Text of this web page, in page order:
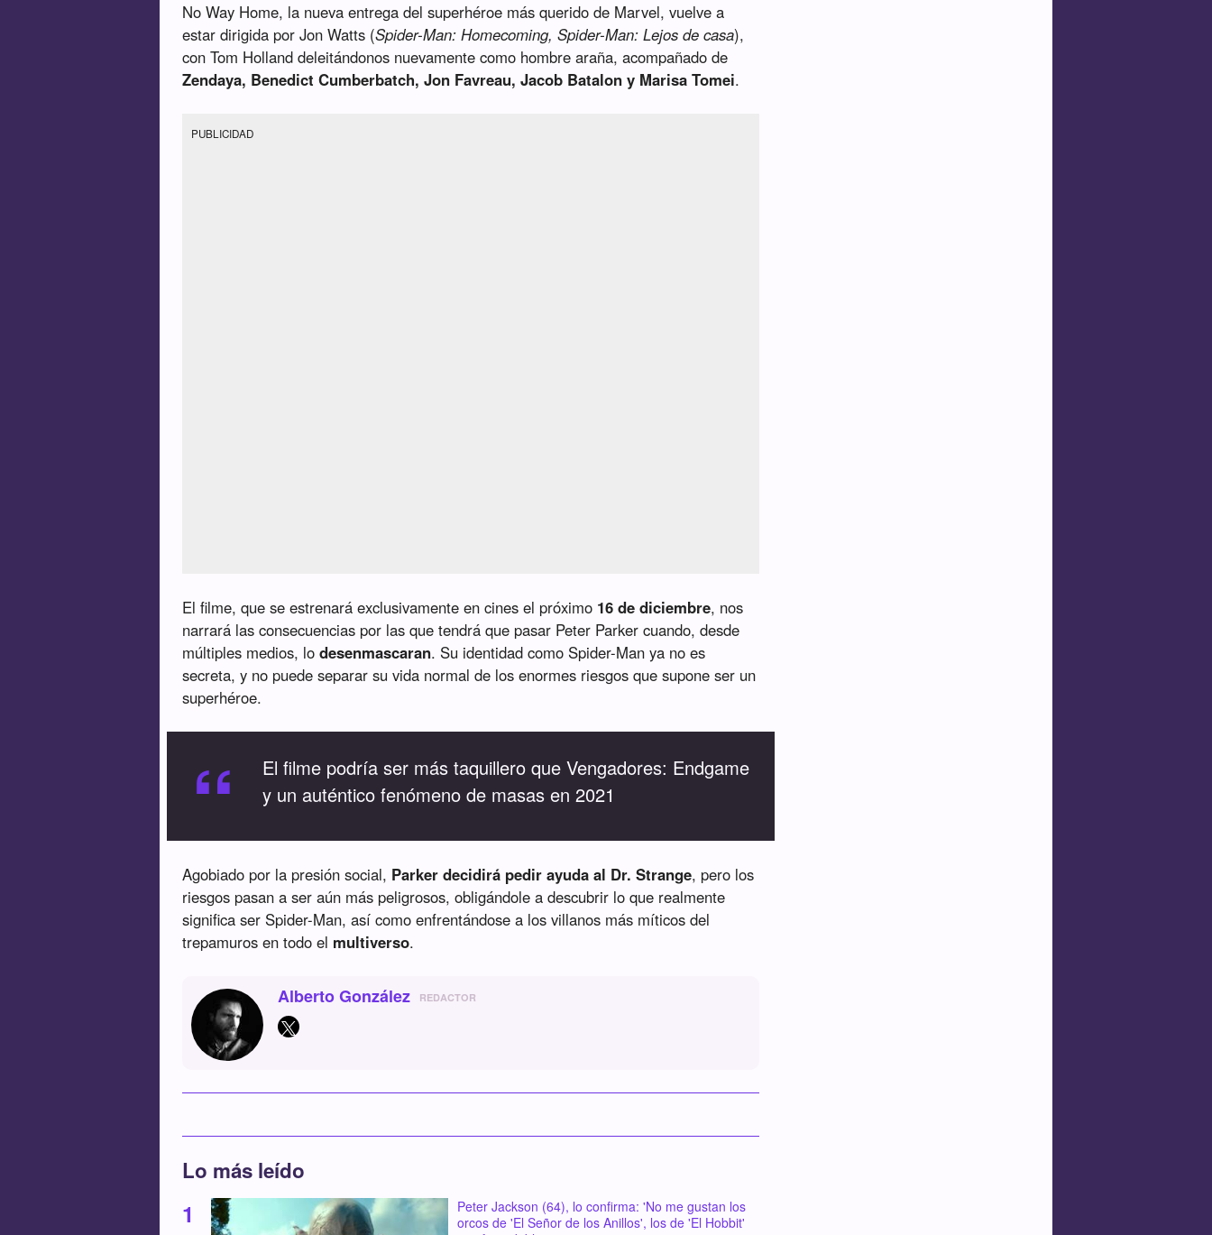
No Way Home, la nueva entrega del superhéroe más querido de Marvel, vuelve a
estar dirigida por Jon Watts (Spider-Man: Homecoming, Spider-Man: Lejos de casa),
con Tom Holland deleitándonos nuevamente como hombre araña, acompañado de
Zendaya, Benedict Cumberbatch, Jon Favreau, Jacob Batalon y Marisa Tomei.
PUBLICIDAD
El filme, que se estrenará exclusivamente en cines el próximo 16 de diciembre, nos
narrará las consecuencias por las que tendrá que pasar Peter Parker cuando, desde
múltiples medios, lodesenmascaran. Su identidad como Spider-Man ya no es
secreta, y no puede separar su vida normal de los enormes riesgos que supone ser un
superhéroe.
“
El filme podría ser más taquillero que Vengadores: Endgame
y un auténtico fenómeno de masas en 2021
Agobiado por la presión social, Parker decidirá pedir ayuda al Dr. Strange, pero los
riesgos pasan a ser aún más peligrosos, obligándole a descubrir lo que realmente
significa ser Spider-Man, así como enfrentándose a los villanos más míticos del
trepamuros en todo el multiverso.
Alberto González REDACTOR
Lo más leído
Peter Jackson (64), lo confirma: 'No me gustan los
orcos de 'El Señor de los Anillos', los de 'El Hobbit'